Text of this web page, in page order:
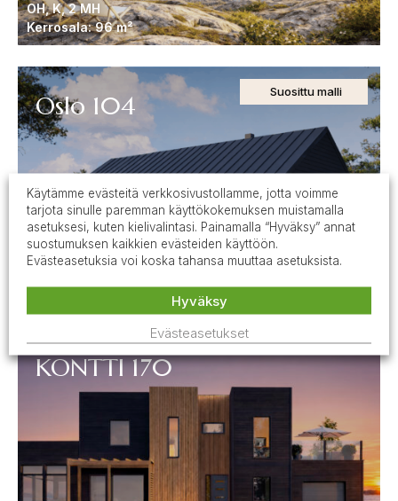
OH, K, 2 MH
Kerrosala: 96 m²
4H + K
Kerrosala: 119 m²
Oslo 104 Suosittu malli
KONTTI 170
Käytämme evästeitä verkkosivustollamme, jotta voimme
tarjota sinulle paremman käyttökokemuksen muistamalla
asetuksesi, kuten kielivalintasi. Painamalla “Hyväksy” annat
suostumuksen kaikkien evästeiden käyttöön.
Evästeasetuksia voi koska tahansa muuttaa asetuksista.
Evästeasetukset
Hyväksy